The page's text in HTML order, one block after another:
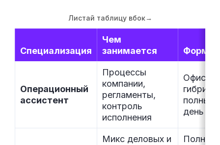
Листай таблицу вбок→
Специализация
Чем
занимается
Формат
Операционный
ассистент
Процессы
компании,
регламенты,
контроль
исполнения
Офис
гибрид,
полный
день
Микс деловых и
Полный